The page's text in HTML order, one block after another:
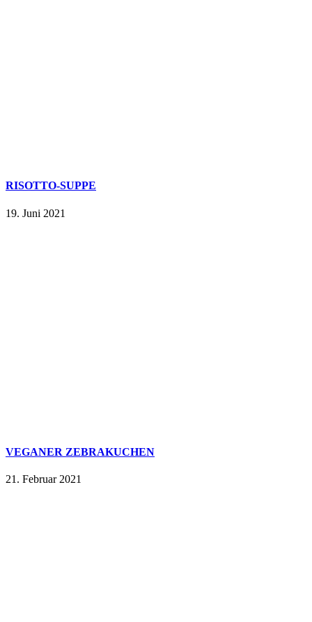
RISOTTO-SUPPE
19. Juni 2021
VEGANER ZEBRAKUCHEN
21. Februar 2021